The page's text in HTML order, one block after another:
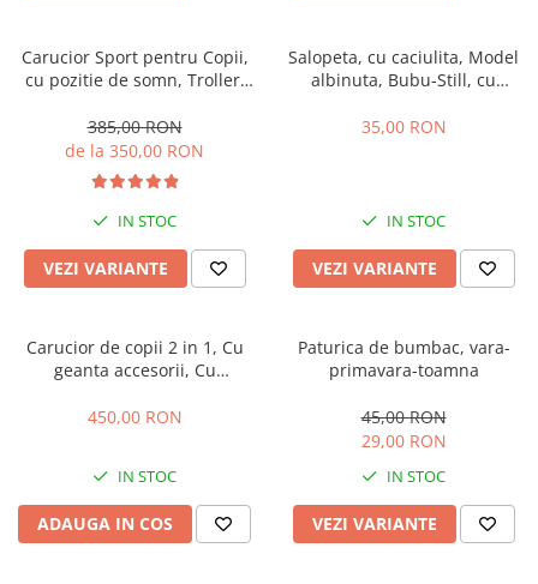
Carucior Sport pentru Copii,
cu pozitie de somn, Troller,
Tehnologia inovatoare One-
Hand Folding
385,00 RON
de la 350,00 RON
IN STOC
VEZI VARIANTE
Salopeta, cu caciulita, Model
albinuta, Bubu-Still, cu
35,00 RON
IN STOC
VEZI VARIANTE
Carucior de copii 2 in 1, Cu
geanta accesorii, Cu
Pliabil ergonomic, Belecoo,
450,00 RON
IN STOC
ADAUGA IN COS
Paturica de bumbac, vara-
primavara-toamna
45,00 RON
29,00 RON
IN STOC
VEZI VARIANTE